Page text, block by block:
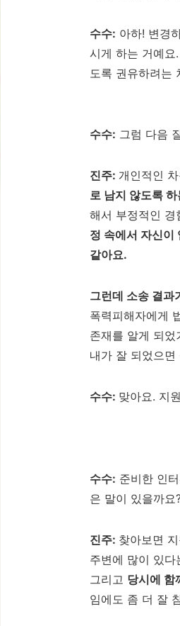
수수: 아하! 변경
시게 하는 거예요
도록 권유하려는
수수: 그럼 다음
진주: 개인적인
로 남지 않도록
해서 부정적인 경
정 속에서 자신이
같아요.
그런데 소송 결과
폭력피해자에게
존재를 알게 되었
내가 잘 되었으면
수수: 맞아요. 지
수수: 준비한 인
은 말이 있을까요
진주: 찾아보면
주변에 많이 있다
그리고 당시에 함
임에도 좀 더 잘